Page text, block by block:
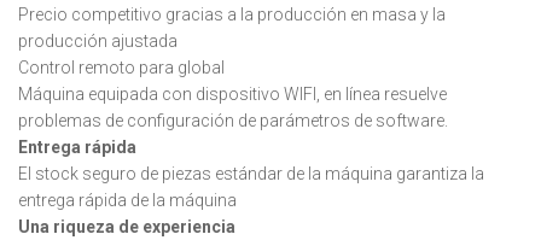
Precio competitivo gracias a la producción en masa y la
producción ajustada
Control remoto para global
Máquina equipada con dispositivo WIFI, en línea resuelve
problemas de configuración de parámetros de software.
Entrega rápida
El stock seguro de piezas estándar de la máquina garantiza la
entrega rápida de la máquina
Una riqueza de experiencia